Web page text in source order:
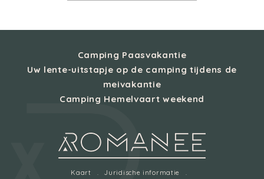
Camping Paasvakantie
Uw lente-uitstapje op de camping tijdens de
meivakantie
Camping Hemelvaart weekend
Kaart Juridische informatie